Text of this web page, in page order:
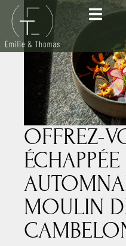
OFFREZ-
ÉCHAPPÉE
MOULIN